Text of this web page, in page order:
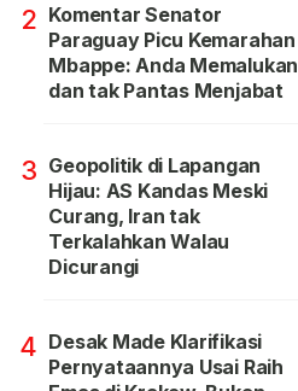
2 Komentar Senator
Paraguay Picu Kemarahan
Mbappe: Anda Memalukan
dan tak Pantas Menjabat
3 Geopolitik di Lapangan
Hijau: AS Kandas Meski
Curang, Iran tak
Terkalahkan Walau
Dicurangi
4 Desak Made Klarifikasi
Pernyataannya Usai Raih